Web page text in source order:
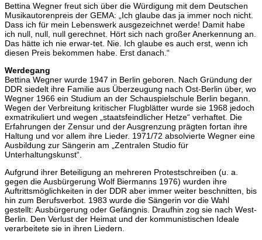
Bettina Wegner freut sich über die Würdigung mit dem Deutschen
Musikautorenpreis der GEMA: „Ich glaube das ja immer noch nicht.
Dass ich für mein Lebenswerk ausgezeichnet werde! Damit habe
ich null, null, null gerechnet. Hört sich nach großer Anerkennung an.
Das hätte ich nie erwar-tet. Nie. Ich glaube es auch erst, wenn ich
diesen Preis bekommen habe. Erst danach.“
Werdegang
Bettina Wegner wurde 1947 in Berlin geboren. Nach Gründung der
DDR siedelt ihre Familie aus Überzeugung nach Ost-Berlin über, wo
Wegner 1966 ein Studium an der Schauspielschule Berlin begann.
Wegen der Verbreitung kritischer Flugblätter wurde sie 1968 jedoch
exmatrikuliert und wegen „staatsfeindlicher Hetze“ verhaftet. Die
Erfahrungen der Zensur und der Ausgrenzung prägten fortan ihre
Haltung und vor allem ihre Lieder. 1971/72 absolvierte Wegner eine
Ausbildung zur Sängerin am „Zentralen Studio für
Unterhaltungskunst“.
Aufgrund ihrer Beteiligung an mehreren Protestschreiben (u. a.
gegen die Ausbürgerung Wolf Biermanns 1976) wurden ihre
Auftrittsmöglichkeiten in der DDR aber immer weiter beschnitten, bis
hin zum Berufsverbot. 1983 wurde die Sängerin vor die Wahl
gestellt: Ausbürgerung oder Gefängnis. Draufhin zog sie nach West-
Berlin. Den Verlust der Heimat und der kommunistischen Ideale
verarbeitete sie in ihren Liedern.